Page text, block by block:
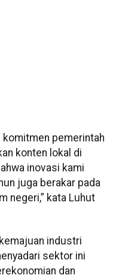
komitmen pemerintah
konten lokal di
inovasi kami
juga berakar pada
negeri,” kata Luhut
industri
sektor ini
dan